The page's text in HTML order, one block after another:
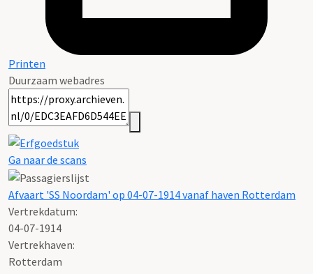
Printen
Duurzaam webadres
Ga naar de scans
Afvaart 'SS Noordam' op 04-07-1914 vanaf haven Rotterdam
Vertrekdatum:
04-07-1914
Vertrekhaven:
Rotterdam